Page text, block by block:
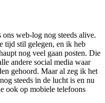
web-log nog steeds alive.
tijd stil gelegen, en ik heb
nog veel gaan posten. Die
andere social media waar
gehoord. Maar al zeg ik het
steeds in de lucht is en nu
ook op mobiele telefoons